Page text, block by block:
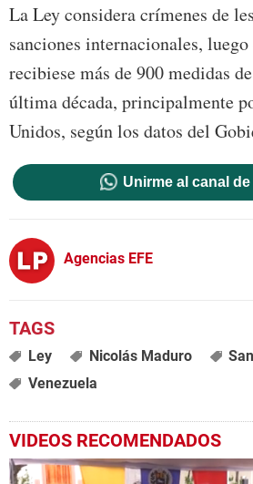
La Ley considera crímenes de
sanciones internacionales,
recibiese más de 900 medidas
última década, principalmente
Unidos, según los datos del
Unirme al canal
Agencias EFE
Ley Nicolás Maduro
Venezuela
VIDEOS RECOMENDADOS